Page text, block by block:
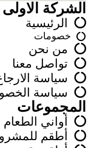
الشركة الاولى
الرئيسية
خصومات
من نحن
تواصل معنا
سياسة
سياسة
المجموعات
أواني الطعام
أطقم